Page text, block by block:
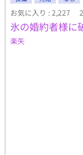
しみに(*^^*)
お気に入り : 2,227
氷の婚約者様に
楽矢